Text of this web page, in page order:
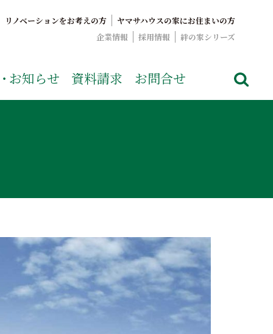
リノベーションをお考えの方
ヤマサハウスの家にお住まいの方
企業情報
採用情報 絆の家シリーズ
お知らせ 資料請求 お問合せ